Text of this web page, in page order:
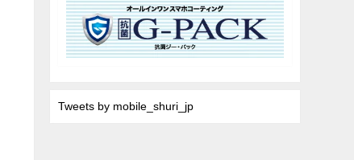
Tweets by mobile_shuri_jp